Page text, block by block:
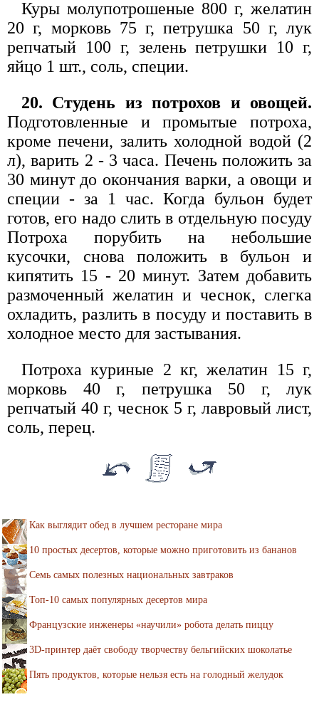
Куры молупотрошеные 800 г, желатин
20 г, морковь 75 г, петрушка 50 г, лук
репчатый 100 г, зелень петрушки 10 г,
яйцо 1 шт., соль, специи.
20. Студень из потрохов и овощей.
Подготовленные и промытые потроха,
кроме печени, залить холодной водой (2
л), варить 2 - 3 часа. Печень положить за
30 минут до окончания варки, а овощи и
специи - за 1 час. Когда бульон будет
готов, его надо слить в отдельную посуду
Потроха порубить на небольшие
кусочки, снова положить в бульон и
кипятить 15 - 20 минут. Затем добавить
размоченный желатин и чеснок, слегка
охладить, разлить в посуду и поставить в
холодное место для застывания.
Потроха куриные 2 кг, желатин 15 г,
морковь 40 г, петрушка 50 г, лук
репчатый 40 г, чеснок 5 г, лавровый лист,
соль, перец.
Как выглядит обед в лучшем ресторане мира
10 простых десертов, которые можно приготовить из бананов
Семь самых полезных национальных завтраков
Топ-10 самых популярных десертов мира
Французские инженеры «научили» робота делать пиццу
3D-принтер даёт свободу творчеству бельгийских шоколатье
Пять продуктов, которые нельзя есть на голодный желудок